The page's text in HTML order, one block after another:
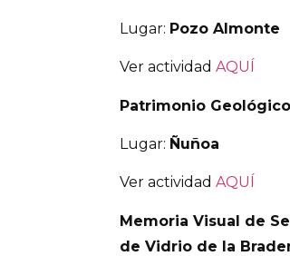
Lugar: Pozo Almonte
Ver actividad AQUÍ
Patrimonio
Lugar: Ñuñoa
Ver actividad AQUÍ
Memoria Visual de
de Vidrio de la